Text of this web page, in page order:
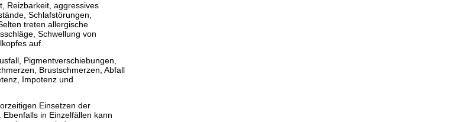
Reizbarkeit, aggressives
Schlafstörungen,
treten allergische
Schwellung von
auf.
Pigmentverschiebungen,
Brustschmerzen, Abfall
Impotenz und
Einsetzen der
in Einzelfällen kann